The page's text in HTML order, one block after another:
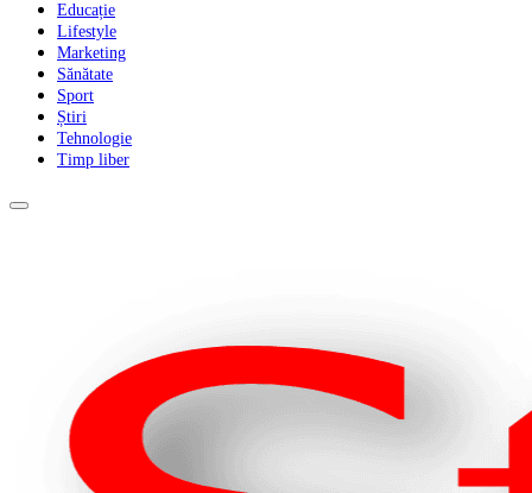
Educație
Lifestyle
Marketing
Sănătate
Sport
Știri
Tehnologie
Timp liber